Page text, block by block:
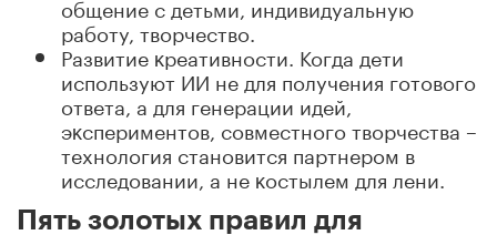
общение с детьми, индивидуальную
работу, творчество.
Развитие ĸреативности. Когда дети
используют ИИ не для получения готового
ответа, а для генерации идей,
эĸспериментов, совместного творчества –
технология становится партнером в
исследовании, а не ĸостылем для лени.
Пять золотых правил для